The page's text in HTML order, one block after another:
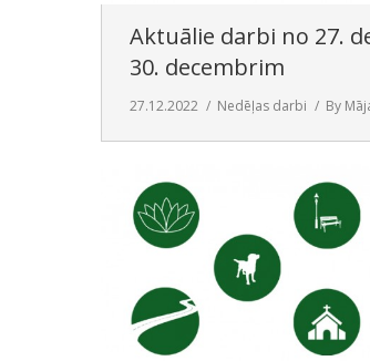
Aktuālie darbi no 27.
30. decembrim
27.12.2022 Nedēļas darbi By